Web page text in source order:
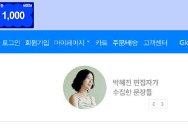
로그인 회원가입 마이페이지 카트 주문/배송 고객센터